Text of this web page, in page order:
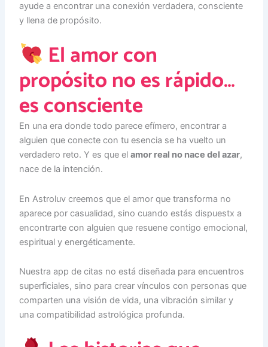
ayude a encontrar una conexión verdadera, consciente
y llena de propósito.
El amor con
propósito no es rápido…
es consciente
En una era donde todo parece efímero, encontrar a
alguien que conecte con tu esencia se ha vuelto un
verdadero reto. Y es que elamor real no nace del azar,
nace de la intención.
En Astroluv creemos que el amor que transforma no
aparece por casualidad, sino cuando estás dispuestx a
encontrarte con alguien que resuene contigo emocional,
espiritual y energéticamente.
Nuestra app de citas no está diseñada para encuentros
superficiales, sino para crear vínculos con personas que
comparten una visión de vida, una vibración similar y
una compatibilidad astrológica profunda.